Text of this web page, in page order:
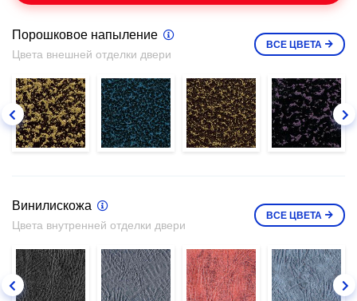
Порошковое напыление
Цвета внешней отделки двери
ВСЕ ЦВЕТА
Винилискожа
Цвета внутренней отделки двери
ВСЕ ЦВЕТА